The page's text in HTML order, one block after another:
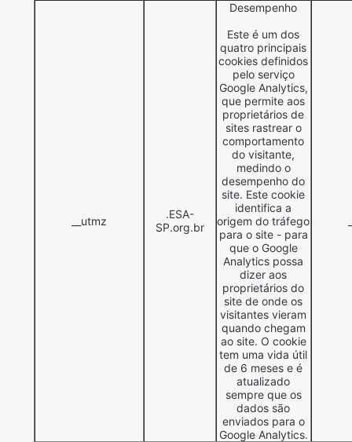
__utmz
.ESA-
SP.org.br
Desempenho
Este é um dos
quatro principais
cookies definidos
pelo serviço
Google Analytics,
que permite aos
proprietários de
sites rastrear o
comportamento
do visitante,
medindo o
desempenho do
site. Este cookie
identifica a
origem do tráfego
para o site - para
que o Google
Analytics possa
dizer aos
proprietários do
site de onde os
visitantes vieram
quando chegam
ao site. O cookie
tem uma vida útil
de 6 meses e é
atualizado
sempre que os
dados são
enviados para o
Google Analytics.